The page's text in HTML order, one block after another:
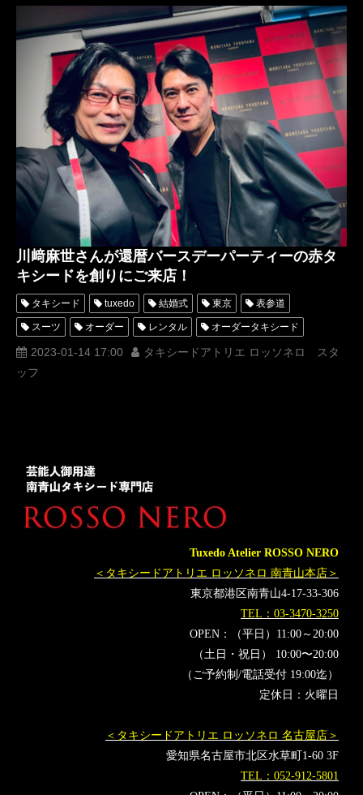
一般社団法人日本フォーマルウェア文化普及協会 購入 JFCA
スタイリスト 名古屋 ベストフォーマルウェアアワード
タキシードナイト オーダータキシード東京
オーダータキシード名古屋 レンタルタキシード東京
レンタルタキシード名古屋 横浜 芸能人 ROSSONERO
タキシードオーダー東京 タキシードレンタル東京
タキシード靴 TuxedoKnight 青山 神奈川 川崎麻世
還暦 還暦タキシード 還暦スーツ
オーダータキシード横浜 レンタルタキシード横浜
芸能人衣装実績 有名人 著名人 衣装実績
日本フォーマルウェア文化普及協会
川﨑麻世さんが還暦バースデーパーティーの赤タ
キシードを創りにご来店！
タキシード tuxedo 結婚式 東京 表参道
スーツ オーダー レンタル オーダータキシード
レンタルタキシード ロッソネロ 人気 購入 名古屋
オーダータキシード東京
タキシード靴
MUNETAKAYOKOYAMAcouture
MAYOKAWASAKI還暦DinnerParty60GGsupportedby築地秀徳
2023-01-14 17:00
タキシードアトリエ ロッソネロ スタ
ッフ
Tuxedo Atelier ROSSO NERO
＜タキシードアトリエ ロッソネロ 南青山本店＞
東京都港区南青山4-17-33-306
TEL：03-3470-3250
OPEN：（平日）11:00～20:00
（土日・祝日） 10:00〜20:00
（ご予約制/電話受付 19:00迄）
定休日：火曜日
＜タキシードアトリエ ロッソネロ 名古屋店＞
愛知県名古屋市北区水草町1-60 3F
TEL：052-912-5801